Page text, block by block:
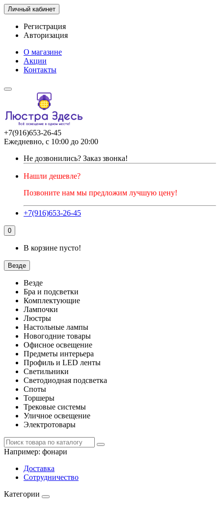
Личный кабинет
Регистрация
Авторизация
О магазине
Акции
Контакты
+7(916)653-26-45
Ежедневно, с 10:00 до 20:00
Не дозвонились? Заказ звонка!
Нашли дешевле?
Позвоните нам мы предложим лучшую цену!
+7(916)653-26-45
0
В корзине пусто!
Везде
Везде
Бра и подсветки
Комплектующие
Лампочки
Люстры
Настольные лампы
Новогодние товары
Офисное освещение
Предметы интерьера
Профиль и LED ленты
Светильники
Светодиодная подсветка
Споты
Торшеры
Трековые системы
Уличное освещение
Электротовары
Например: фонари
Доставка
Сотрудничество
Категории